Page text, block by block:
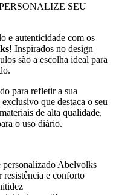
SEU
e autenticidade com os
! Inspirados no design
são a escolha ideal para
para refletir a sua
que destaca o seu
de alta qualidade,
o uso diário.
Abelvolks
resistência e conforto